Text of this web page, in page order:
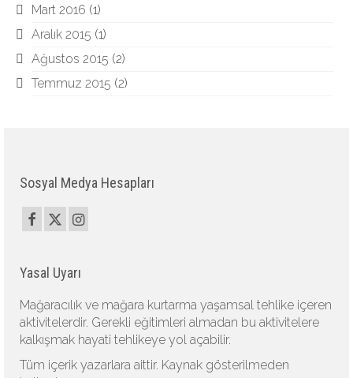
Mart 2016 (1)
Aralık 2015 (1)
Ağustos 2015 (2)
Temmuz 2015 (2)
Sosyal Medya Hesapları
Yasal Uyarı
Mağaracılık ve mağara kurtarma yaşamsal tehlike içeren
aktivitelerdir. Gerekli eğitimleri almadan bu aktivitelere
kalkışmak hayati tehlikeye yol açabilir.
Tüm içerik yazarlara aittir. Kaynak gösterilmeden